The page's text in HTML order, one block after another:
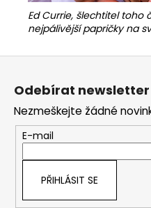
Ed Currie, šlechtitel toho
nejpálivější papričky na
Z
Odebírat newsletter
Nezmeškejte žádné
E-mail
PŘIHLÁSIT SE